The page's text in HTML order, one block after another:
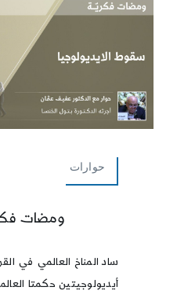
حوارات
ومضات
ساد المناخ العالمي في
أيديولوجيتين حكمتا